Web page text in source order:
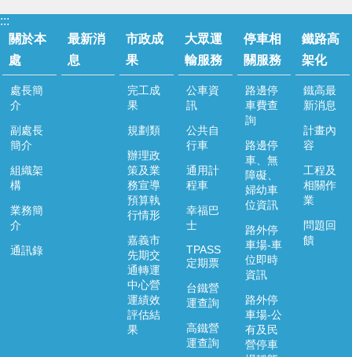
車
相
關
服
務
鐵
路
高
架
道
安
:::
關於本
處
處長簡
介
副處長
簡介
組織架
構
業務簡
介
通訊錄
最新消
息
市政成
果
完工成
果
規劃類
辦理政
策及業
務宣導
預算執
行情形
嘉義市
先期交
通轉運
中心營
運績效
評估結
果
大眾運
輸服務
公車資
訊
公共自
行車
通用計
程車
幸福巴
士
TPASS
定期票
台鐵營
運查詢
高鐵營
運查詢
停車相
關服務
路邊停
車費查
詢
路邊停
車、無
障礙、
婦幼車
位資訊
路外停
車場-車
位即時
資訊
路外停
車場-公
有及民
營停車
鐵路高
架化
鐵高最
新消息
計畫內
容
工程及
相關作
業
問題回
饋